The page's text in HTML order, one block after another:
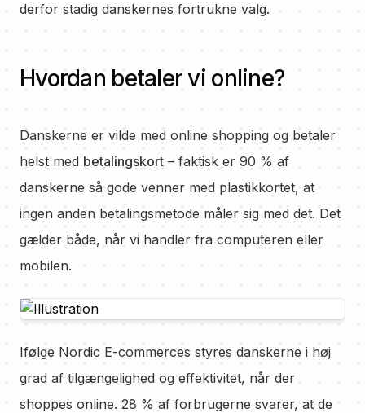
derfor stadig danskernes fortrukne valg.
Hvordan betaler vi online?
Danskerne er vilde med online shopping og betaler
helst med betalingskort – faktisk er 90 % af
danskerne så gode venner med plastikkortet, at
ingen anden betalingsmetode måler sig med det. Det
gælder både, når vi handler fra computeren eller
mobilen.
Ifølge Nordic E-commerces styres danskerne i høj
grad af tilgængelighed og effektivitet, når der
shoppes online. 28 % af forbrugerne svarer, at de